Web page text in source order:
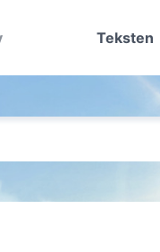
Teksten